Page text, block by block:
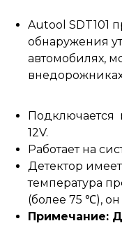
Autool SDT101
обнаружения
автомобилях,
Подключается
12V.
Работает на
Детектор
температура
(более 75 ℃),
Примечание: